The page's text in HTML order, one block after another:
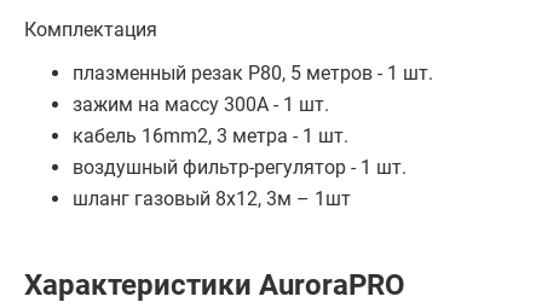
Комплектация
плазменный резак P80, 5 метров - 1 шт.
зажим на массу 300А - 1 шт.
кабель 16mm2, 3 метра - 1 шт.
воздушный фильтр-регулятор - 1 шт.
шланг газовый 8х12, 3м – 1шт
Характеристики AuroraPRO